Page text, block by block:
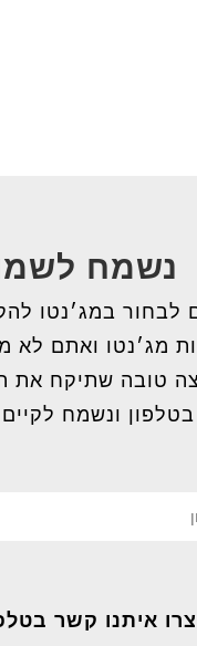
נשמח
לבחור במג׳נטו
מג׳נטו ואתם לא
טובה שתיקח
ונשמח
איתנו קשר בטלפון 054-